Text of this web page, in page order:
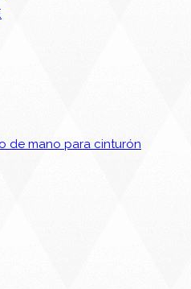
de mano para cinturón